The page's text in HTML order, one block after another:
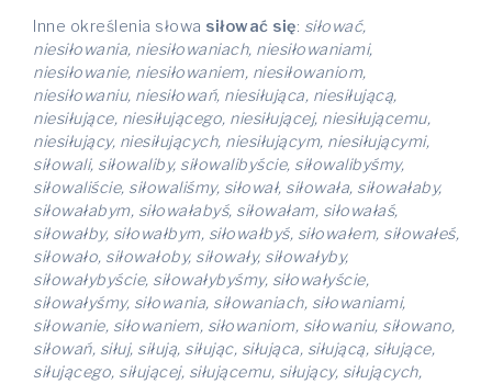
Inne określenia słowa siłować się: siłować,
niesiłowania, niesiłowaniach, niesiłowaniami,
niesiłowanie, niesiłowaniem, niesiłowaniom,
niesiłowaniu, niesiłowań, niesiłująca, niesiłującą,
niesiłujące, niesiłującego, niesiłującej, niesiłującemu,
niesiłujący, niesiłujących, niesiłującym, niesiłującymi,
siłowali, siłowaliby, siłowalibyście, siłowalibyśmy,
siłowaliście, siłowaliśmy, siłował, siłowała, siłowałaby,
siłowałabym, siłowałabyś, siłowałam, siłowałaś,
siłowałby, siłowałbym, siłowałbyś, siłowałem, siłowałeś,
siłowało, siłowałoby, siłowały, siłowałyby,
siłowałybyście, siłowałybyśmy, siłowałyście,
siłowałyśmy, siłowania, siłowaniach, siłowaniami,
siłowanie, siłowaniem, siłowaniom, siłowaniu, siłowano,
siłowań, siłuj, siłują, siłując, siłująca, siłującą, siłujące,
siłującego, siłującej, siłującemu, siłujący, siłujących,